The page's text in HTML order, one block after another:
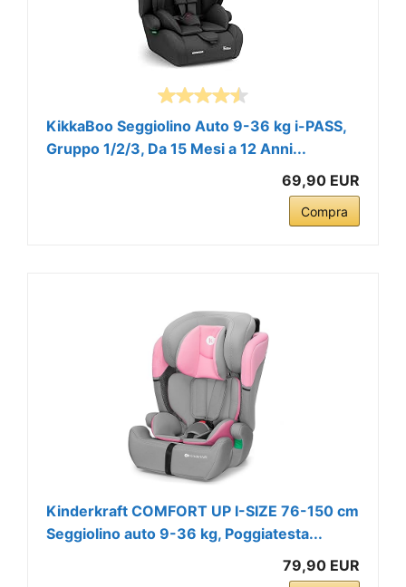
KikkaBoo Seggiolino Auto 9-36 kg i-PASS,
Gruppo 1/2/3, Da 15 Mesi a 12 Anni...
69,90 EUR
Compra
Kinderkraft COMFORT UP I-SIZE 76-150 cm
Seggiolino auto 9-36 kg, Poggiatesta...
79,90 EUR